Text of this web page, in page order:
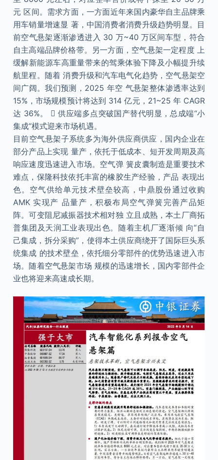
元 区间。需求方面，一方面近年来国内豪华自主品牌乘
用车销量增速显 著，中国消费者消费升级趋势明显。目
前空气悬架逐渐渗透进入 30 万~40 万区间车型，符合
自主高端品牌价格带。另一方面，空气悬架一定程度 上
缓解新能源车高重量带来的驾乘体验下降及小幅提升续
航里程。随着 消费升级和汽车电气化趋势，空气悬架空
间广阔。我们预测，2025 年空 气悬架整体渗透率达到
15%，市场规模预计将达到 314 亿元，21~25 年 CAGR
达 36%。  供应端多点突破国产替代明显，总成端“小
集成”模式迎来市场机遇。
目前空气悬架子系统多为海外供应商供应，国内企业在
部分产品上实现 量产，依托于低成本、短开发周期及高
响应速度迅速进入市场。空气弹 簧皮囊制造是重要技术
难点，保隆科技依托丰富的橡胶生产经验，产品 表现出
色。空气供给单元技术壁垒较高，中鼎股份通过收购
AMK 实现产 品量产，积极布局空气弹簧完善产品矩
阵。可变阻尼减振器技术相对独 立且成熟，本土厂商拓
普集团及天润工业表现出色。随着主机厂逐渐倾 向“自
己集成，拆分采购”，使得本土供应商绕开了国际巨头系
统集成 的技术壁垒，依托细分零部件的优势迅速进入市
场。随着空气悬架市场 规模的迅速增长，国内零部件企
业也将迎来高速成长期。